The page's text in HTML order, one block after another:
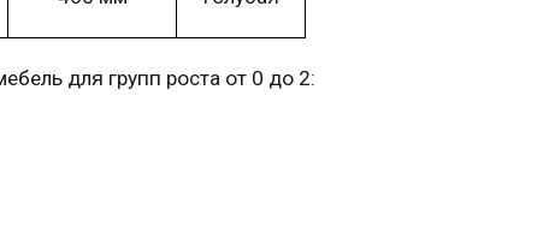
для групп роста от 0 до 2: